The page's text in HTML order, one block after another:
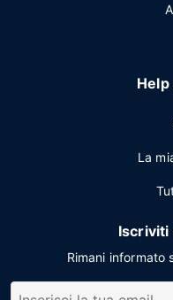
La
Iscriviti
Rimani informato